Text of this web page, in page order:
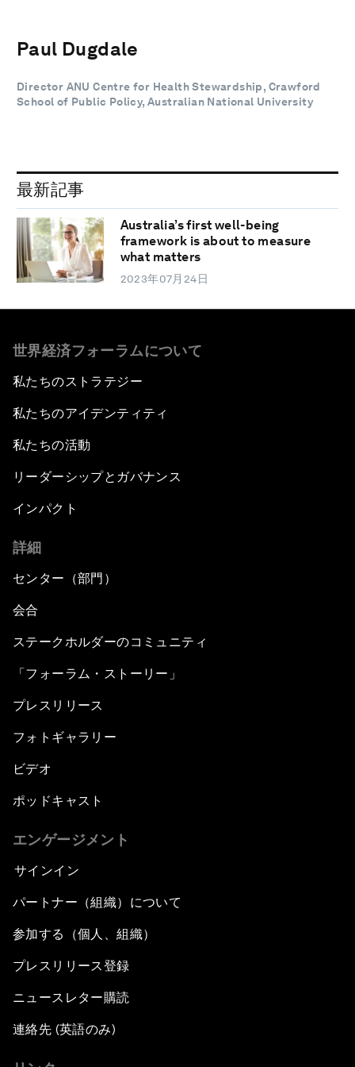
Paul Dugdale
Director ANU Centre for Health Stewardship, Crawford
School of Public Policy, Australian National University
最新記事
Australia’s first well-being
framework is about to measure
what matters
2023年07月24日
世界経済フォーラムについて
私たちのストラテジー
私たちのアイデンティティ
私たちの活動
リーダーシップとガバナンス
インパクト
詳細
センター（部門）
会合
ステークホルダーのコミュニティ
「フォーラム・ストーリー」
プレスリリース
フォトギャラリー
ビデオ
ポッドキャスト
エンゲージメント
サインイン
パートナー（組織）について
参加する（個人、組織）
プレスリリース登録
ニュースレター購読
連絡先 (英語のみ)